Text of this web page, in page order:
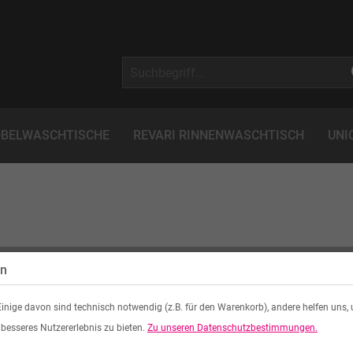
REVARI RINNENWASCHTISCH
E-Mail.
davon sind technisch notwendig (z.B. für den Warenkorb), andere helfen uns,
Nutzererlebnis zu bieten. Zu unseren Datenschutzbestimmungen.